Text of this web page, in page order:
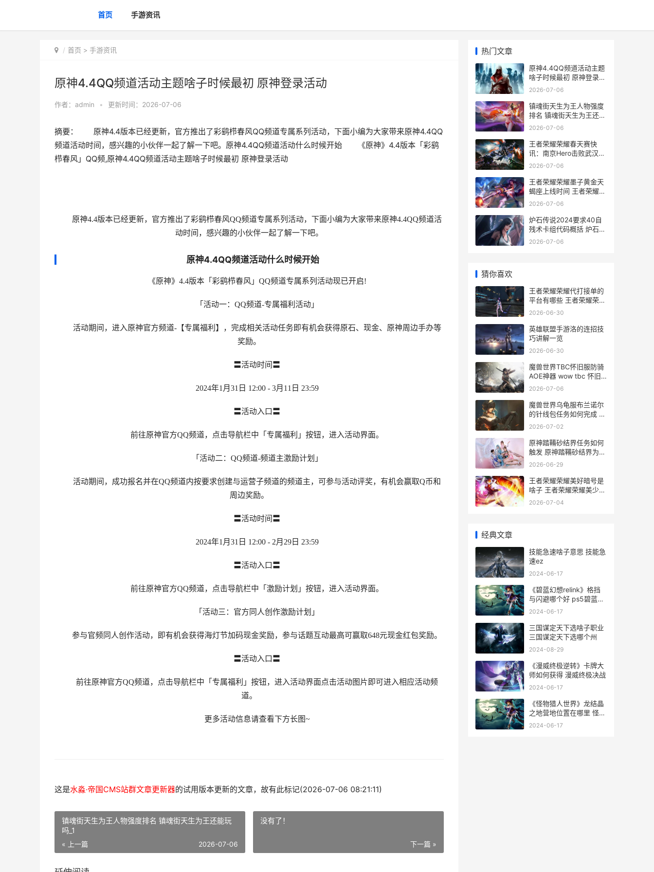
首页 手游资讯
首页 > 手游资讯
原神4.4QQ频道活动主题啥子时候最初 原神登录活动
作者： admin • 更新时间：2026-07-06
摘要： 原神4.4版本已经更新，官方推出了彩鹞栉春风QQ频道专属系列活动，下面小编为大家带来原神4.4QQ
频道活动时间，感兴趣的小伙伴一起了解一下吧。原神4.4QQ频道活动什么时候开始 《原神》4.4版本「彩鹞
栉春风」QQ频,原神4.4QQ频道活动主题啥子时候最初 原神登录活动
原神4.4版本已经更新，官方推出了彩鹞栉春风QQ频道专属系列活动，下面小编为大家带来原神4.4QQ频道活
动时间，感兴趣的小伙伴一起了解一下吧。
原神4.4QQ频道活动什么时候开始
《原神》4.4版本「彩鹞栉春风」QQ频道专属系列活动现已开启!
「活动一：QQ频道-专属福利活动」
活动期间，进入原神官方频道-【专属福利】，完成相关活动任务即有机会获得原石、现金、原神周边手办等
奖励。
〓活动时间〓
2024年1月31日 12:00 - 3月11日 23:59
〓活动入口〓
前往原神官方QQ频道，点击导航栏中「专属福利」按钮，进入活动界面。
「活动二：QQ频道-频道主激励计划」
活动期间，成功报名并在QQ频道内按要求创建与运营子频道的频道主，可参与活动评奖，有机会赢取Q币和
周边奖励。
〓活动时间〓
2024年1月31日 12:00 - 2月29日 23:59
〓活动入口〓
前往原神官方QQ频道，点击导航栏中「激励计划」按钮，进入活动界面。
「活动三：官方同人创作激励计划」
参与官频同人创作活动，即有机会获得海灯节加码现金奖励，参与话题互动最高可赢取648元现金红包奖励。
〓活动入口〓
前往原神官方QQ频道，点击导航栏中「专属福利」按钮，进入活动界面点击活动图片即可进入相应活动频
道。
更多活动信息请查看下方长图~
这是水淼·帝国CMS站群文章更新器的试用版本更新的文章，故有此标记(2026-07-06 08:21:11)
镇魂街天生为王人物强度排名 镇魂街天生为王还能玩
吗_1
« 上一篇 2026-07-06
没有了！
下一篇 »
热门文章
原神4.4QQ频道活动主题
啥子时候最初 原神登录活
动
2026-07-06
镇魂街天生为王人物强度
排名 镇魂街天生为王还能
玩吗_1
2026-07-06
王者荣耀荣耀春天赛快
讯：南京Hero击败武汉
eStar晋级胜者组决赛 王
2026-07-06
王者荣耀荣耀墨子黄金天
蝎座上线时间 王者荣耀墨
言
2026-07-06
炉石传说2024要求40自
残术卡组代码概括 炉石传
说 20.2
2026-07-06
猜你喜欢
王者荣耀荣耀代打接单的
平台有哪些 王者荣耀荣耀
代言人和品牌代言人
2026-06-30
英雄联盟手游洛的连招技
巧讲解一览
2026-06-30
魔兽世界TBC怀旧服防骑
AOE神器 wow tbc 怀旧
服
2026-07-06
魔兽世界乌龟服布兰诺尔
的针线包任务如何完成 魔
兽世界乌龟服艾露恩之镰
2026-07-02
原神踏鞴砂结界任务如何
触发 原神踏鞴砂结界为什
么第三个没有
2026-06-29
王者荣耀荣耀美好暗号是
啥子 王者荣耀荣耀美少女
第2期
2026-07-04
经典文章
技能急速啥子意思 技能急
速ez
2024-06-17
《碧蓝幻想relink》格挡
与闪避哪个好 ps5碧蓝幻
想relink
2024-06-17
三国谋定天下选啥子职业
三国谋定天下选哪个州
2024-08-29
《漫威终极逆转》卡牌大
师如何获得 漫威终极决战
2024-06-17
《怪物猎人世界》龙结晶
之地营地位置在哪里 怪物
猎人世界角龙在哪
2024-06-17